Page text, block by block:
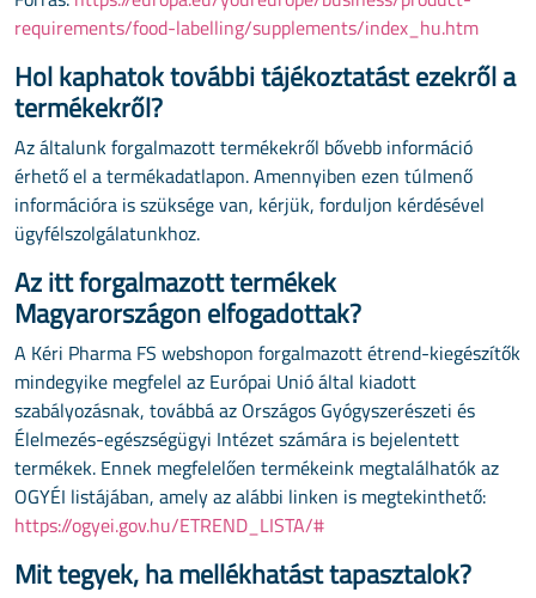
requirements/food-labelling/supplements/index_hu.htm
Hol kaphatok további tájékoztatást ezekről a
termékekről?
Az általunk forgalmazott termékekről bővebb információ
érhető el a termékadatlapon. Amennyiben ezen túlmenő
információra is szüksége van, kérjük, forduljon kérdésével
ügyfélszolgálatunkhoz.
Az itt forgalmazott termékek
Magyarországon elfogadottak?
A Kéri Pharma FS webshopon forgalmazott étrend-kiegészítők
mindegyike megfelel az Európai Unió által kiadott
szabályozásnak, továbbá az Országos Gyógyszerészeti és
Élelmezés-egészségügyi Intézet számára is bejelentett
termékek. Ennek megfelelően termékeink megtalálhatók az
OGYÉI listájában, amely az alábbi linken is megtekinthető:
https://ogyei.gov.hu/ETREND_LISTA/#
Mit tegyek, ha mellékhatást tapasztalok?